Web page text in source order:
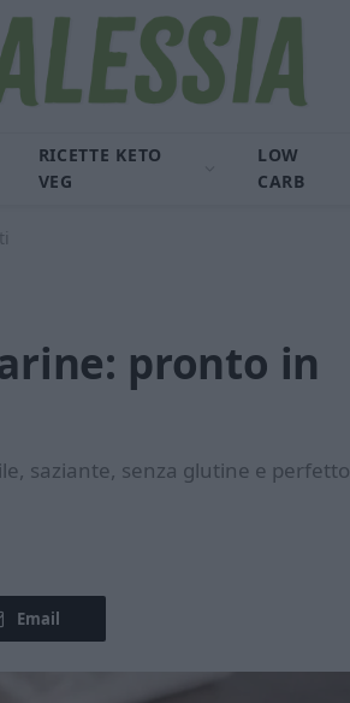
RICETTE KETO
VEG
LOW
CARB
pronto in
saziante, senza glutine e perfetto
Email